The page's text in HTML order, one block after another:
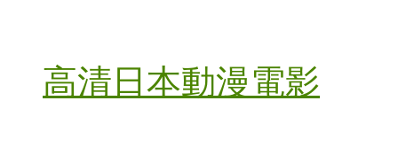
高清日本動漫電影